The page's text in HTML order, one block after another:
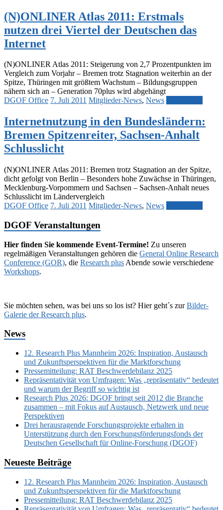
(N)ONLINER Atlas 2011: Erstmals
nutzen drei Viertel der Deutschen das
Internet
(N)ONLINER Atlas 2011: Steigerung von 2,7 Prozentpunkten im
Vergleich zum Vorjahr – Bremen trotz Stagnation weiterhin an der
Spitze, Thüringen mit größtem Wachstum – Bildungsgruppen
nähern sich an – Generation 70plus wird abgehängt
DGOF Office 7. Juli 2011 Mitglieder-News, News
Internetnutzung in den Bundesländern:
Bremen Spitzenreiter, Sachsen-Anhalt
Schlusslicht
(N)ONLINER Atlas 2011: Bremen trotz Stagnation an der Spitze,
dicht gefolgt von Berlin – Besonders hohe Zuwächse in Thüringen,
Mecklenburg-Vorpommern und Sachsen – Sachsen-Anhalt neues
Schlusslicht im Ländervergleich
DGOF Office 7. Juli 2011 Mitglieder-News, News
DGOF Veranstaltungen
Hier finden Sie kommende Event-Termine! Zu unseren
regelmäßigen Veranstaltungen gehören die General Online Research
Conference (GOR), die Research plus Abende sowie verschiedene
Workshops.
Sie möchten sehen, was bei uns so los ist? Hier geht´s zurBilder-
Galerie der Research plus.
News
12. Research Plus Mannheim 2026: Inspiration, Austausch
und Zukunftsperspektiven für die Marktforschung
Pressemitteilung: RAT Beschwerdebilanz 2025
Repräsentativität von Umfragen: Was „repräsentativ“ bedeutet
und warum der Begriff so wichtig ist
Research Plus 2026: DGOF bringt seit 2012 die Branche
zusammen – mit Fokus auf Austausch, Netzwerk und neue
Perspektiven
Drei herausragende Forschungsprojekte erhalten in
Unterstützung durch den Forschungsförderungsfonds der
Deutschen Gesellschaft für Online-Forschung (DGOF)
Neueste Beiträge
12. Research Plus Mannheim 2026: Inspiration, Austausch
und Zukunftsperspektiven für die Marktforschung
Pressemitteilung: RAT Beschwerdebilanz 2025